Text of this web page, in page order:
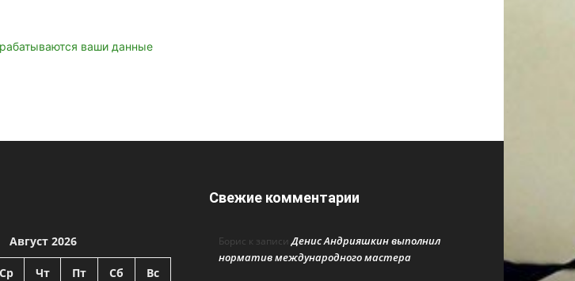
ваши данные
Август 2026
Ср Чт Пт Сб Вс
Свежие комментарии
Борис к записиДенис Андрияшкин выполнил
норматив международного мастера